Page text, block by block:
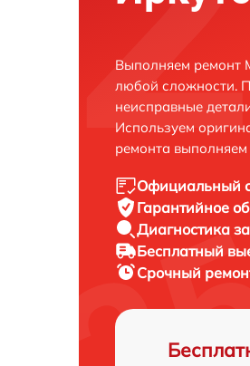
Выполняем ремонт
любой сложности.
неисправные
Используем
ремонта
Официальный
Гарантийное
Диагностика
Бесплатный
Срочный